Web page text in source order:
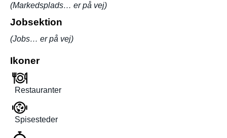
(Markedsplads… er på vej)
Jobsektion
(Jobs… er på vej)
Ikoner
Restauranter
Spisesteder